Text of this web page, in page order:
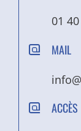
01
MAIL
ACCÈS